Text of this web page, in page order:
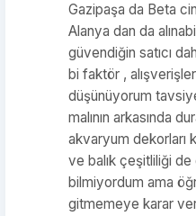
Gazipaşa da Beta
Alanya dan da
güvendiğin satıcı
bi faktör ,
düşünüyorum
malının arkasında
akvaryum dekorları
ve balık çeşitliliği
bilmiyordum ama
gitmemeye karar